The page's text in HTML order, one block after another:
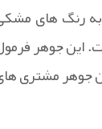
رنگ های
این جوهر
که هنوز است این جوهر مشتری